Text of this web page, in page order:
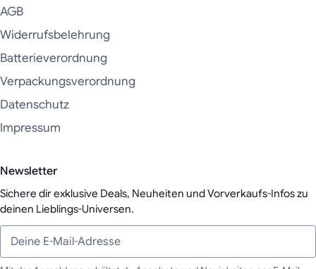
AGB
Widerrufsbelehrung
Batterieverordnung
Verpackungsverordnung
Datenschutz
Impressum
Newsletter
Sichere dir exklusive Deals, Neuheiten und Vorverkaufs-Infos zu
deinen Lieblings-Universen.